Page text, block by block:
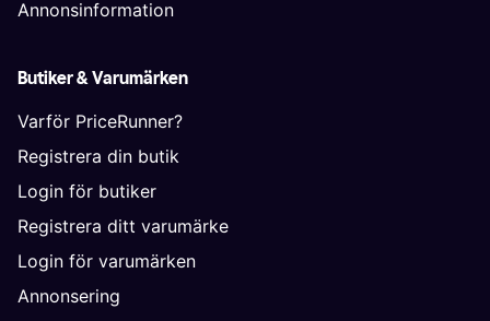
Annonsinformation
Butiker & Varumärken
Varför PriceRunner?
Registrera din butik
Login för butiker
Registrera ditt varumärke
Login för varumärken
Annonsering